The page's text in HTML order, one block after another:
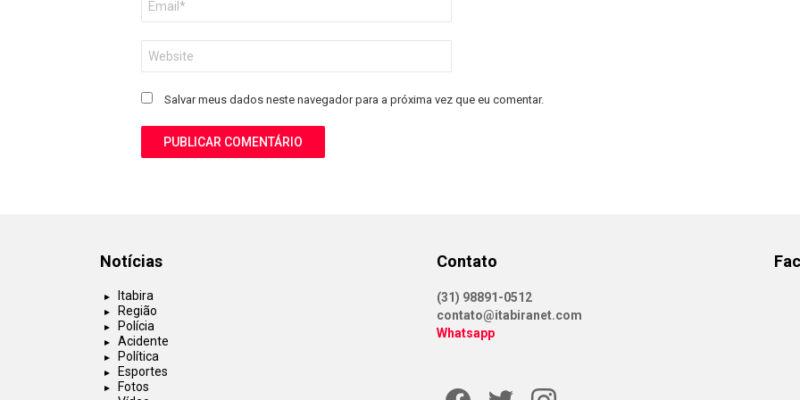
mail
*
Salvar meus dados neste navegador para a próxima vez que eu comentar.
Notícias
Itabira
Região
Polícia
Acidente
Política
Esportes
Fotos
Contato
(31) 98891-0512
contato@itabiranet.com
Whatsapp